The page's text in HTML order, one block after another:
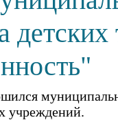
учреждений.